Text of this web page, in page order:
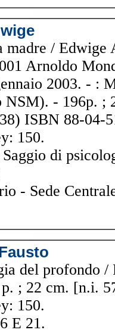
/ Edwige
Arnoldo
2003. - :
NSM). - 196p. ;
ISBN 88-04-
150.
di
- Sede
del profondo /
; 22 cm. [n.i.
150.
E 21.